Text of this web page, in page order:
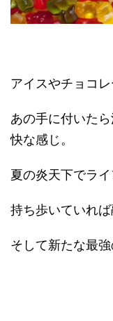
アイスやチョコ
あの手に付いた
快な感じ。
夏の炎天下でラ
持ち歩いていれば
そして新たな最